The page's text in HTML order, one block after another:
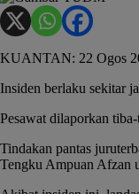
KUANTAN: 22 Ogos
Insiden berlaku sekitar
Pesawat dilaporkan
Tindakan pantas
Tengku Ampuan Afzan